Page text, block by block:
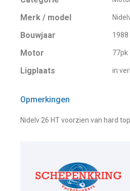
Merk / model
Bouwjaar 1988
Motor 77pk
Ligplaats in
Opmerkingen
Nidelv 26 HT voorzien van hard